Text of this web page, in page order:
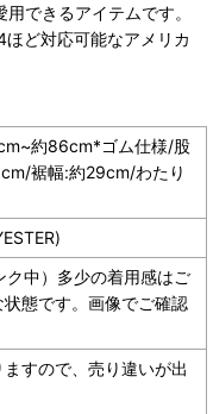
できるアイテムです。
ど対応可能なアメリカ
約86cm*ゴム仕様/股
裾幅:約29cm/わたり
中）多少の着用感はご
態です。画像でご確認
すので、売り違いが出